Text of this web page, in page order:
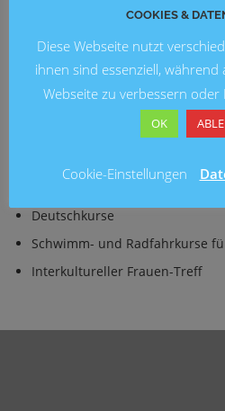
Arbeitslosigkeit, Armut und
Entwicklung entgegenzuwirken,
bedarfsorientierte Angebote
insbesondere an die in Garbsen
Jugendliche gerichtet haben.
Im Rahmen von Wake Up!
Kostenloses Frühstück für
Deutschkurse
Schwimm- und Radfahrkurse
Interkultureller Frauen-Treff
COOKIES &
Diese Webseite nutzt
ihnen sind essenziell,
Webseite zu verbessern
OK
Cookie-Einstellungen